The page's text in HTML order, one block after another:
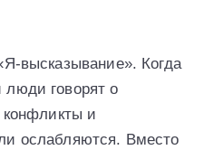
высказывание». Когда
говорят о
конфликты и
ослабляются. Вместо